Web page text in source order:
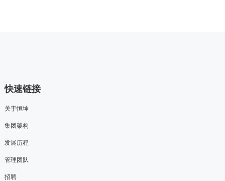
快速链接
关于恒坤
集团架构
发展历程
管理团队
招聘